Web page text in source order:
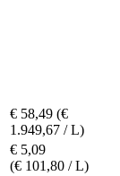
€ 58,49 (€
1.949,67 / L)
€ 5,09
(€ 101,80 / L)